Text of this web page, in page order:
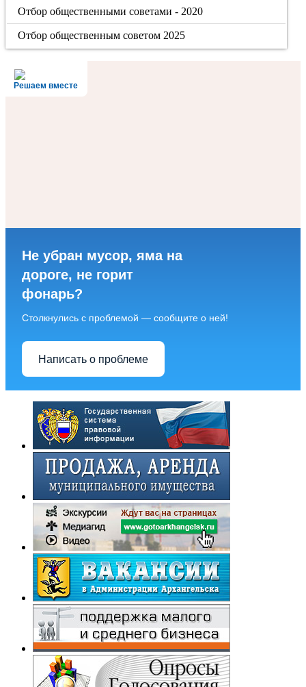
Отбор общественными советами - 2020
Отбор общественным советом 2025
Решаем вместе
Не убран мусор, яма на
дороге, не горит
фонарь?
Столкнулись с проблемой — сообщите о ней!
Написать о проблеме